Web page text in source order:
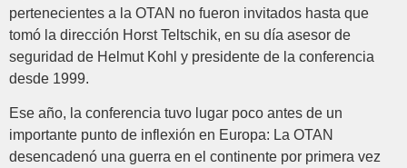
pertenecientes a la OTAN no fueron invitados hasta que
tomó la dirección Horst Teltschik, en su día asesor de
seguridad de Helmut Kohl y presidente de la conferencia
desde 1999.
Ese año, la conferencia tuvo lugar poco antes de un
importante punto de inflexión en Europa: La OTAN
desencadenó una guerra en el continente por primera vez